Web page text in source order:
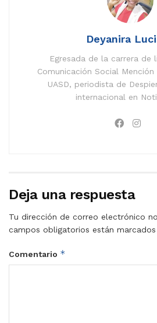
Deyanira
Egresada de la carrera de
Comunicación Social
UASD, periodista de
internacional en
Deja una respuesta
Tu dirección de correo electrónico
campos obligatorios están
Comentario *